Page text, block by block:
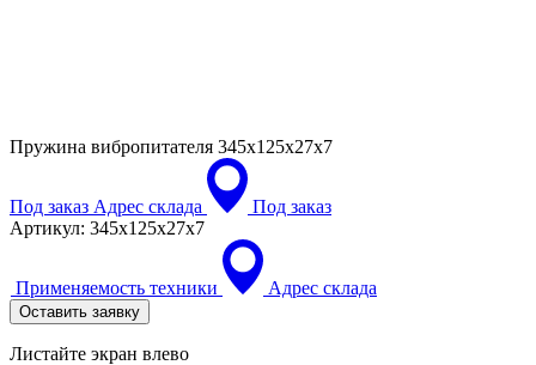
Пружина вибропитателя 345х125х27х7
Под заказ Адрес склада
Под заказ
Артикул: 345х125х27х7
Применяемость техники Адрес склада
Оставить заявку
Листайте экран влево